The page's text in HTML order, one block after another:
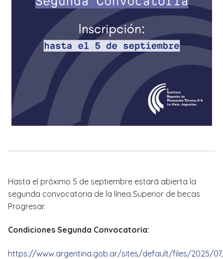
Hasta el próximo 5 de septiembre estará abierta la
segunda convocatoria de la línea Superior de becas
Progresar.
Condiciones Segunda Convocatoria:
https://www.argentina.gob.ar/sites/default/files/2025/